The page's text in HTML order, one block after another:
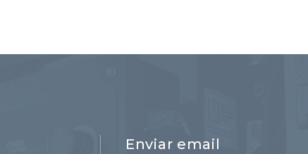
Enviar email